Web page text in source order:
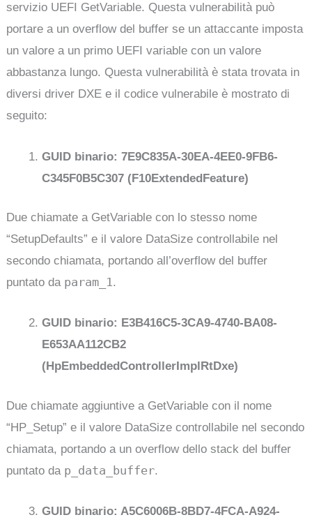
servizio UEFI GetVariable. Questa vulnerabilità può
portare a un overflow del buffer se un attaccante imposta
un valore a un primo UEFI variable con un valore
abbastanza lungo. Questa vulnerabilità è stata trovata in
diversi driver DXE e il codice vulnerabile è mostrato di
seguito:
GUID binario: 7E9C835A-30EA-4EE0-9FB6-
C345F0B5C307 (F10ExtendedFeature)
Due chiamate a GetVariable con lo stesso nome
“SetupDefaults” e il valore DataSize controllabile nel
secondo chiamata, portando all’overflow del buffer
puntato da param_1.
GUID binario: E3B416C5-3CA9-4740-BA08-
E653AA112CB2
(HpEmbeddedControllerImplRtDxe)
Due chiamate aggiuntive a GetVariable con il nome
“HP_Setup” e il valore DataSize controllabile nel secondo
chiamata, portando a un overflow dello stack del buffer
puntato da p_data_buffer.
GUID binario: A5C6006B-8BD7-4FCA-A924-